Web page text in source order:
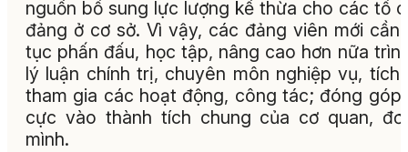
nguồn bổ sung lực lượng kế thừa cho các tổ
đảng ở cơ sở. Vì vậy, các đảng viên mới cần
tục phấn đấu, học tập, nâng cao hơn nữa
lý luận chính trị, chuyên môn nghiệp vụ, tích
tham gia các hoạt động, công tác; đóng góp
cực vào thành tích chung của cơ quan,
mình.